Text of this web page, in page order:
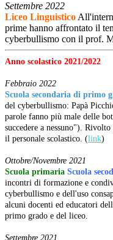
Settembre 2022
Liceo Linguistico
prime hanno affrontato il
cyberbullismo con il prof.
Anno scolastico 2021/2022
Febbraio 2022
Scuola secondaria di primo
del cyberbullismo: Papà
parole fanno più male delle
succedere a nessuno").
il personale scolastico. (link)
Ottobre/Novembre 2021
Scuola primaria Scuola
incontri di formazione e
cyberbullismo e dell'uso
alcuni docenti ed educatori
primo grado e del liceo.
Settembre 2021